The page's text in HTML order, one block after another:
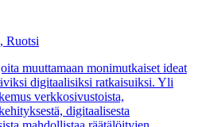
Ruotsi
muuttamaan monimutkaiset ideat
digitaalisiksi ratkaisuiksi. Yli
verkkosivustoista,
digitaalisesta